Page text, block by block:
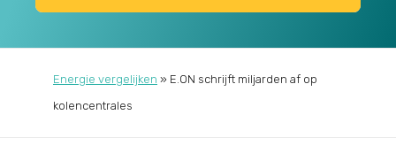
Energie vergelijken » E.ON schrijft miljarden af op
kolencentrales